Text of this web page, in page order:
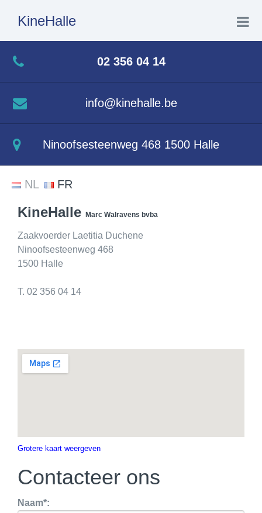
KineHalle
Home
Wat doe ik
02 356 04 14
info@kinehalle.be
Ninoofsesteenweg 468 1500 Halle
NL FR
KineHalle Marc Walravens bvba
Zaakvoerder Laetitia Duchene
Ninoofsesteenweg 468
1500 Halle
T. 02 356 04 14
Grotere kaart weergeven
Contacteer ons
Naam*: